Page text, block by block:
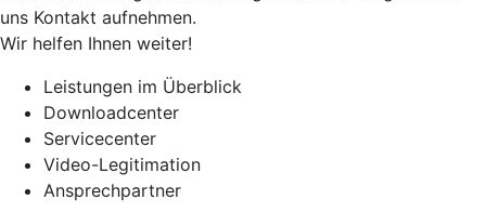
uns Kontakt aufnehmen.
Wir helfen Ihnen weiter!
Leistungen im Überblick
Downloadcenter
Servicecenter
Video-Legitimation
Ansprechpartner